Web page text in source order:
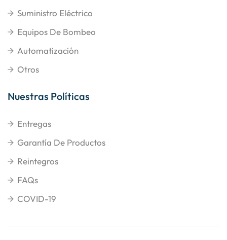
Suministro Eléctrico
Equipos De Bombeo
Automatización
Otros
Nuestras Políticas
Entregas
Garantía De Productos
Reintegros
FAQs
COVID-19